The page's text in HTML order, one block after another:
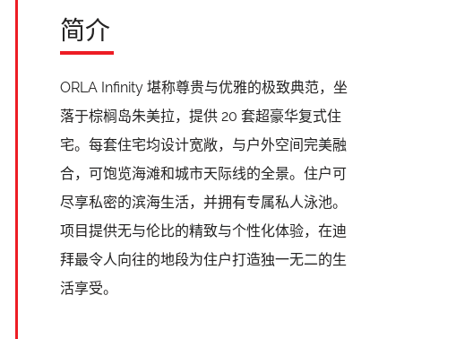
简介
ORLA Infinity 堪称尊贵与优雅的极致典范，坐
落于棕榈岛朱美拉，提供 20 套超豪华复式住
宅。每套住宅均设计宽敞，与户外空间完美融
合，可饱览海滩和城市天际线的全景。住户可
尽享私密的滨海生活，并拥有专属私人泳池。
项目提供无与伦比的精致与个性化体验，在迪
拜最令人向往的地段为住户打造独一无二的生
活享受。